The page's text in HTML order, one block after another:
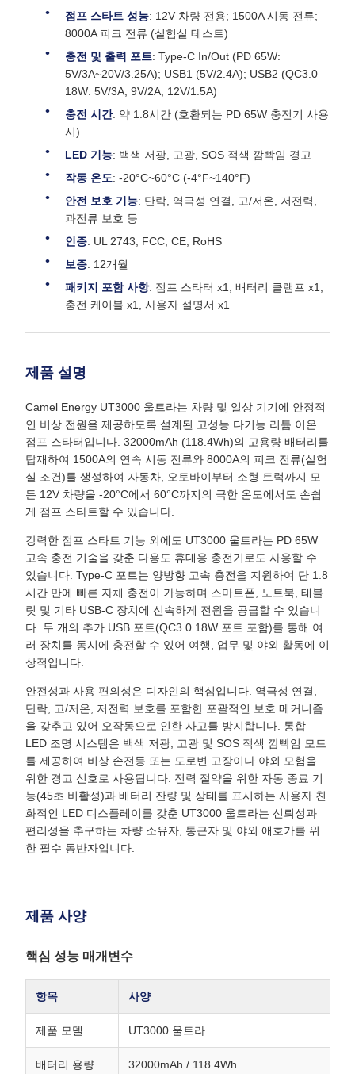
점프 스타트 성능: 12V 차량 전용; 1500A 시동 전류;
8000A 피크 전류 (실험실 테스트)
충전 및 출력 포트: Type-C In/Out (PD 65W:
5V/3A~20V/3.25A); USB1 (5V/2.4A); USB2 (QC3.0
18W: 5V/3A, 9V/2A, 12V/1.5A)
충전 시간: 약 1.8시간 (호환되는 PD 65W 충전기 사용
시)
LED 기능: 백색 저광, 고광, SOS 적색 깜빡임 경고
작동 온도: -20°C~60°C (-4°F~140°F)
안전 보호 기능: 단락, 역극성 연결, 고/저온, 저전력,
과전류 보호 등
인증: UL 2743, FCC, CE, RoHS
보증: 12개월
패키지 포함 사항: 점프 스타터 x1, 배터리 클램프 x1,
충전 케이블 x1, 사용자 설명서 x1
제품 설명
Camel Energy UT3000 울트라는 차량 및 일상 기기에 안정적
인 비상 전원을 제공하도록 설계된 고성능 다기능 리튬 이온
점프 스타터입니다. 32000mAh (118.4Wh)의 고용량 배터리를
탑재하여 1500A의 연속 시동 전류와 8000A의 피크 전류(실험
실 조건)를 생성하여 자동차, 오토바이부터 소형 트럭까지 모
든 12V 차량을 -20°C에서 60°C까지의 극한 온도에서도 손쉽
게 점프 스타트할 수 있습니다.
강력한 점프 스타트 기능 외에도 UT3000 울트라는 PD 65W
고속 충전 기술을 갖춘 다용도 휴대용 충전기로도 사용할 수
있습니다. Type-C 포트는 양방향 고속 충전을 지원하여 단 1.8
시간 만에 빠른 자체 충전이 가능하며 스마트폰, 노트북, 태블
릿 및 기타 USB-C 장치에 신속하게 전원을 공급할 수 있습니
다. 두 개의 추가 USB 포트(QC3.0 18W 포트 포함)를 통해 여
러 장치를 동시에 충전할 수 있어 여행, 업무 및 야외 활동에 이
상적입니다.
안전성과 사용 편의성은 디자인의 핵심입니다. 역극성 연결,
단락, 고/저온, 저전력 보호를 포함한 포괄적인 보호 메커니즘
을 갖추고 있어 오작동으로 인한 사고를 방지합니다. 통합
LED 조명 시스템은 백색 저광, 고광 및 SOS 적색 깜빡임 모드
를 제공하여 비상 손전등 또는 도로변 고장이나 야외 모험을
위한 경고 신호로 사용됩니다. 전력 절약을 위한 자동 종료 기
능(45초 비활성)과 배터리 잔량 및 상태를 표시하는 사용자 친
화적인 LED 디스플레이를 갖춘 UT3000 울트라는 신뢰성과
편리성을 추구하는 차량 소유자, 통근자 및 야외 애호가를 위
한 필수 동반자입니다.
제품 사양
핵심 성능 매개변수
항목 사양
제품 모델 UT3000 울트라
배터리 용량 32000mAh / 118.4Wh